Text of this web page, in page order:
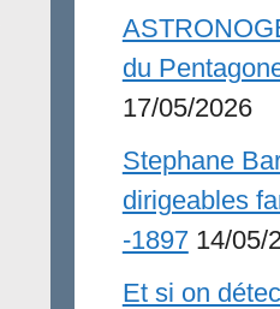
du
17/05/2026
Stephane
dirigeables
-1897 14/05/
Et si on